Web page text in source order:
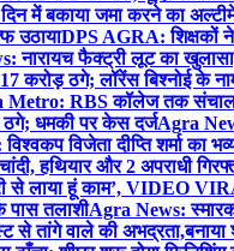
में बकाया जमा करने का
उठायाDPS AGRA: शिक्षकों ने
नारायच फैक्ट्री लूट का
करोड़ ठगे; लॉरेंस बिश्नोई के
Metro: RBS कॉलेज तक
धमकी पर केस दर्जAgra
विजेता दीप्ति शर्मा का
हथियार और 2 अपराधी
से लाया हूं काम’, VIDEO
पास तलाशीAgra News: स्मारक
वाले की अभद्रता,बनाया